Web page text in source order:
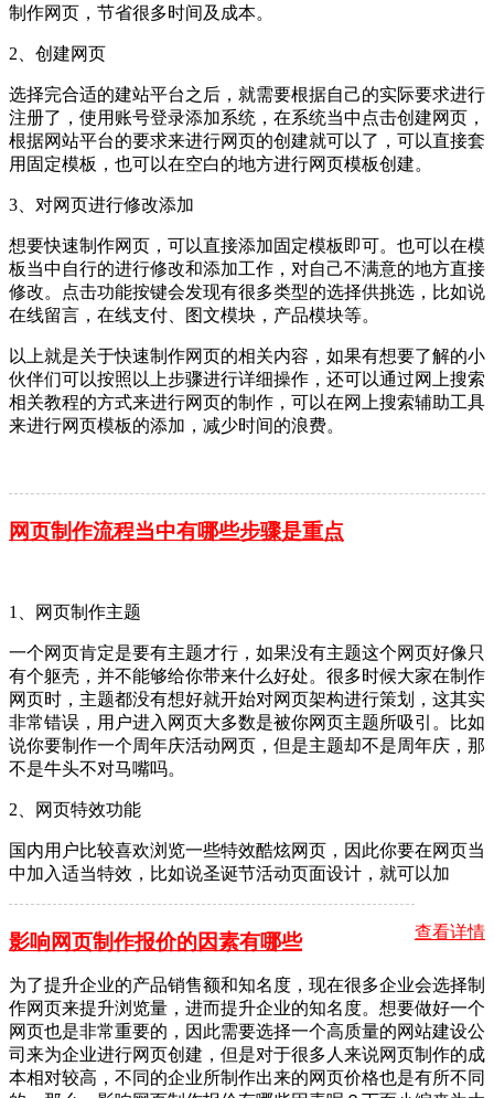
制作网页，节省很多时间及成本。
2、创建网页
选择完合适的建站平台之后，就需要根据自己的实际要求进行
注册了，使用账号登录添加系统，在系统当中点击创建网页，
根据网站平台的要求来进行网页的创建就可以了，可以直接套
用固定模板，也可以在空白的地方进行网页模板创建。
3、对网页进行修改添加
想要快速制作网页，可以直接添加固定模板即可。也可以在模
板当中自行的进行修改和添加工作，对自己不满意的地方直接
修改。点击功能按键会发现有很多类型的选择供挑选，比如说
在线留言，在线支付、图文模块，产品模块等。
以上就是关于快速制作网页的相关内容，如果有想要了解的小
伙伴们可以按照以上步骤进行详细操作，还可以通过网上搜索
相关教程的方式来进行网页的制作，可以在网上搜索辅助工具
来进行网页模板的添加，减少时间的浪费。
网页制作流程当中有哪些步骤是重点
1、网页制作主题
一个网页肯定是要有主题才行，如果没有主题这个网页好像只
有个躯壳，并不能够给你带来什么好处。很多时候大家在制作
网页时，主题都没有想好就开始对网页架构进行策划，这其实
非常错误，用户进入网页大多数是被你网页主题所吸引。比如
说你要制作一个周年庆活动网页，但是主题却不是周年庆，那
不是牛头不对马嘴吗。
2、网页特效功能
国内用户比较喜欢浏览一些特效酷炫网页，因此你要在网页当
中加入适当特效，比如说圣诞节活动页面设计，就可以加
查看详情
影响网页制作报价的因素有哪些
为了提升企业的产品销售额和知名度，现在很多企业会选择制
作网页来提升浏览量，进而提升企业的知名度。想要做好一个
网页也是非常重要的，因此需要选择一个高质量的网站建设公
司来为企业进行网页创建，但是对于很多人来说网页制作的成
本相对较高，不同的企业所制作出来的网页价格也是有所不同